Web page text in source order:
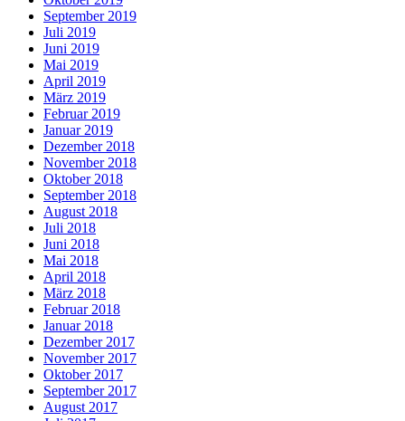
September 2019
Juli 2019
Juni 2019
Mai 2019
April 2019
März 2019
Februar 2019
Januar 2019
Dezember 2018
November 2018
Oktober 2018
September 2018
August 2018
Juli 2018
Juni 2018
Mai 2018
April 2018
März 2018
Februar 2018
Januar 2018
Dezember 2017
November 2017
Oktober 2017
September 2017
August 2017